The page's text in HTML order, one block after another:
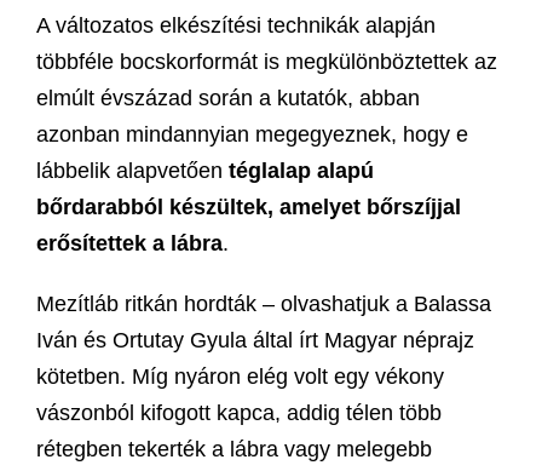
A változatos elkészítési technikák alapján
többféle bocskorformát is megkülönböztettek az
elmúlt évszázad során a kutatók, abban
azonban mindannyian megegyeznek, hogy e
lábbelik alapvetően téglalap alapú
bőrdarabból készültek, amelyet bőrszíjjal
erősítettek a lábra.
Mezítláb ritkán hordták – olvashatjuk a Balassa
Iván és Ortutay Gyula által írt Magyar néprajz
kötetben. Míg nyáron elég volt egy vékony
vászonból kifogott kapca, addig télen több
rétegben tekerték a lábra vagy melegebb